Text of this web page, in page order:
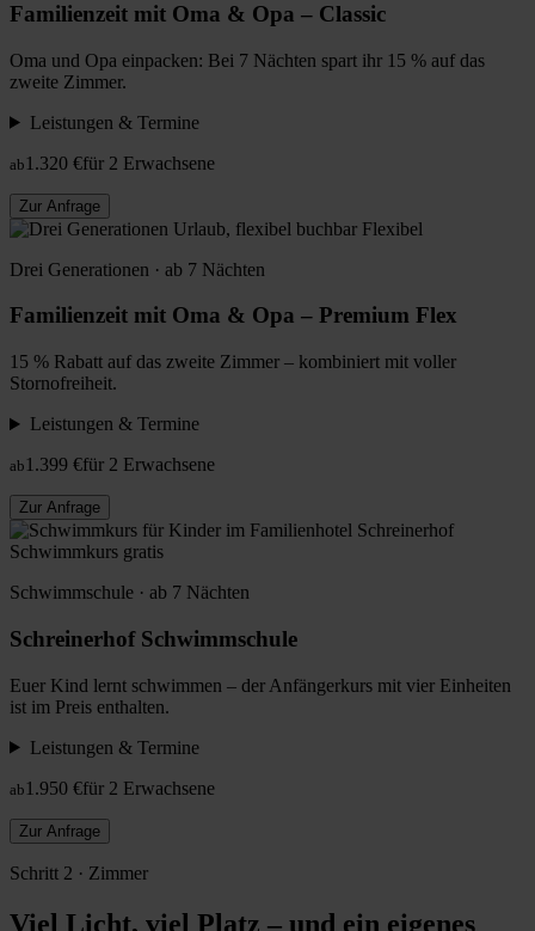
Familienzeit mit Oma & Opa – Classic
Oma und Opa einpacken: Bei 7 Nächten spart ihr 15 % auf das
zweite Zimmer.
Leistungen & Termine
ab 1.320 €für 2 Erwachsene
Zur Anfrage
Flexibel
Drei Generationen · ab 7 Nächten
Familienzeit mit Oma & Opa – Premium Flex
15 % Rabatt auf das zweite Zimmer – kombiniert mit voller
Stornofreiheit.
Leistungen & Termine
ab 1.399 €für 2 Erwachsene
Zur Anfrage
Schwimmkurs gratis
Schwimmschule · ab 7 Nächten
Schreinerhof Schwimmschule
Euer Kind lernt schwimmen – der Anfängerkurs mit vier Einheiten
ist im Preis enthalten.
Leistungen & Termine
ab 1.950 €für 2 Erwachsene
Zur Anfrage
Schritt 2 · Zimmer
Viel Licht, viel Platz – und ein eigenes